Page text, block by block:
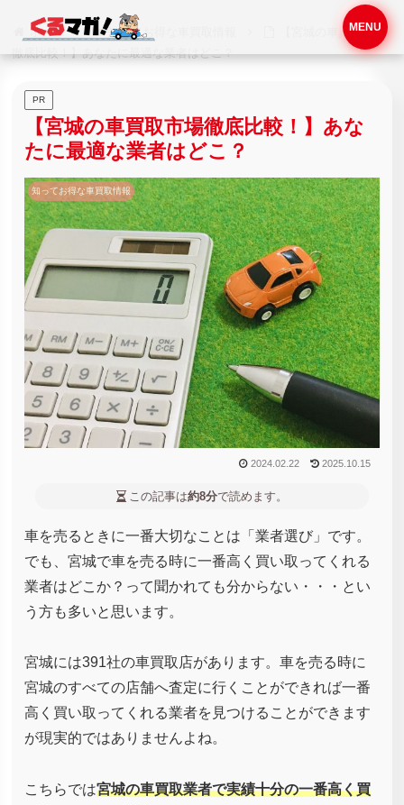
ホーム 知ってお得な車買取情報
【宮城の車買取市場
徹底比較！】あなたに最適な業者はどこ？
PR
【宮城の車買取市場徹底比較！】あな
たに最適な業者はどこ？
知ってお得な車買取情報
2024.02.22 2025.10.15
この記事は約8分で読めます。
車を売るときに一番大切なことは「業者選び」です。
でも、宮城で車を売る時に一番高く買い取ってくれる
業者はどこか？って聞かれても分からない・・・とい
う方も多いと思います。
宮城には391社の車買取店があります。車を売る時に
宮城のすべての店舗へ査定に行くことができれば一番
高く買い取ってくれる業者を見つけることができます
が現実的ではありませんよね。
こちらでは宮城の車買取業者で実績十分の一番高く買
MENU